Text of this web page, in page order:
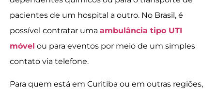
pacientes de um hospital a outro. No Brasil, é
possível contratar uma ambulância tipo UTI
móvel ou para eventos por meio de um simples
contato via telefone.
Para quem está em Curitiba ou em outras regiões,